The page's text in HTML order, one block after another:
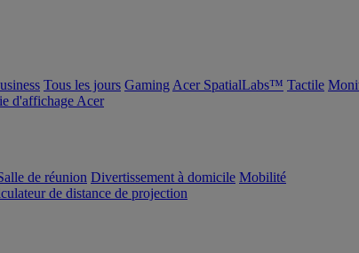
Tous les jours Gaming Acer SpatialLabs™ Tactile
d'affichage Acer
de réunion Divertissement à domicile Mobilité
de distance de projection